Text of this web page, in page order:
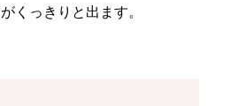
くっきりと出ます。